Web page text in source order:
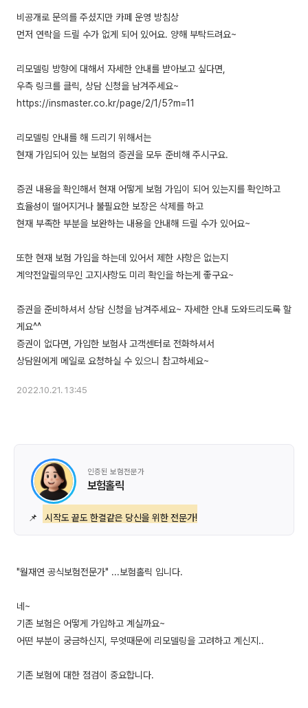
비공개로 문의를 주셨지만 카페 운영 방침상
먼저 연락을 드릴 수가 없게 되어 있어요. 양해 부탁드려요~
리모델링 방향에 대해서 자세한 안내를 받아보고 싶다면,
우측 링크를 클릭, 상담 신청을 남겨주세요~
https://insmaster.co.kr/page/2/1/5?m=11
리모델링 안내를 해 드리기 위해서는
현재 가입되어 있는 보험의 증권을 모두 준비해 주시구요.
증권 내용을 확인해서 현재 어떻게 보험 가입이 되어 있는지를 확인하고
효율성이 떨어지거나 불필요한 보장은 삭제를 하고
현재 부족한 부분을 보완하는 내용을 안내해 드릴 수가 있어요~
또한 현재 보험 가입을 하는데 있어서 제한 사항은 없는지
계약전알릴의무인 고지사항도 미리 확인을 하는게 좋구요~
증권을 준비하셔서 상담 신청을 남겨주세요~ 자세한 안내 도와드리도록 할
게요^^
증권이 없다면, 가입한 보험사 고객센터로 전화하셔서
2022.10.21. 13:45
인증된 보험전문가
보험홀릭
📌 시작도 끝도 한결같은 당신을 위한 전문가!
"월재연 공식보험전문가" ...보험홀릭 입니다.
네~
기존 보험은 어떻게 가입하고 계실까요~
어떤 부분이 궁금하신지, 무엇때문에 리모델링을 고려하고 계신지..
기존 보험에 대한 점검이 중요합니다.